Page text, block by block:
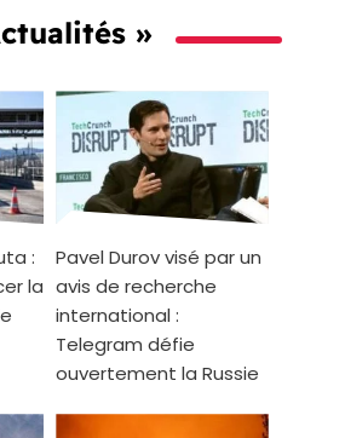
»
:
la
Pavel Durov visé par un
avis de recherche
international :
Telegram défie
ouvertement la Russie